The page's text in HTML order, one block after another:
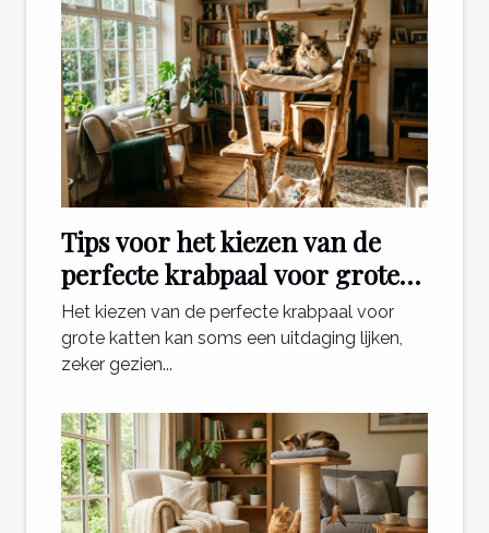
Tips voor het kiezen van de
perfecte krabpaal voor grote
katten
Het kiezen van de perfecte krabpaal voor
grote katten kan soms een uitdaging lijken,
zeker gezien...